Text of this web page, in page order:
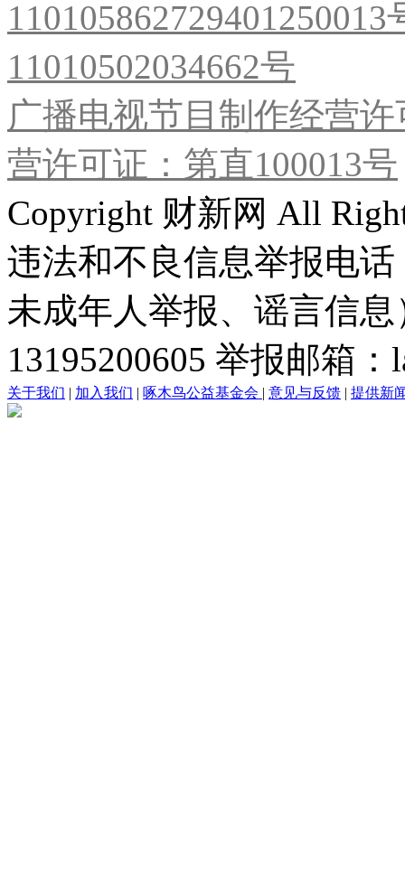
11010502034662号
广播电视节目制作经营
营许可证：第直100013号
Copyright 财新网 All
违法和不良信息举报电
未成年人举报、谣言信
13195200605 举报邮箱
关于我们 | 加入我们 | 啄木鸟公益基金会 | 意见与反馈 | 提供新